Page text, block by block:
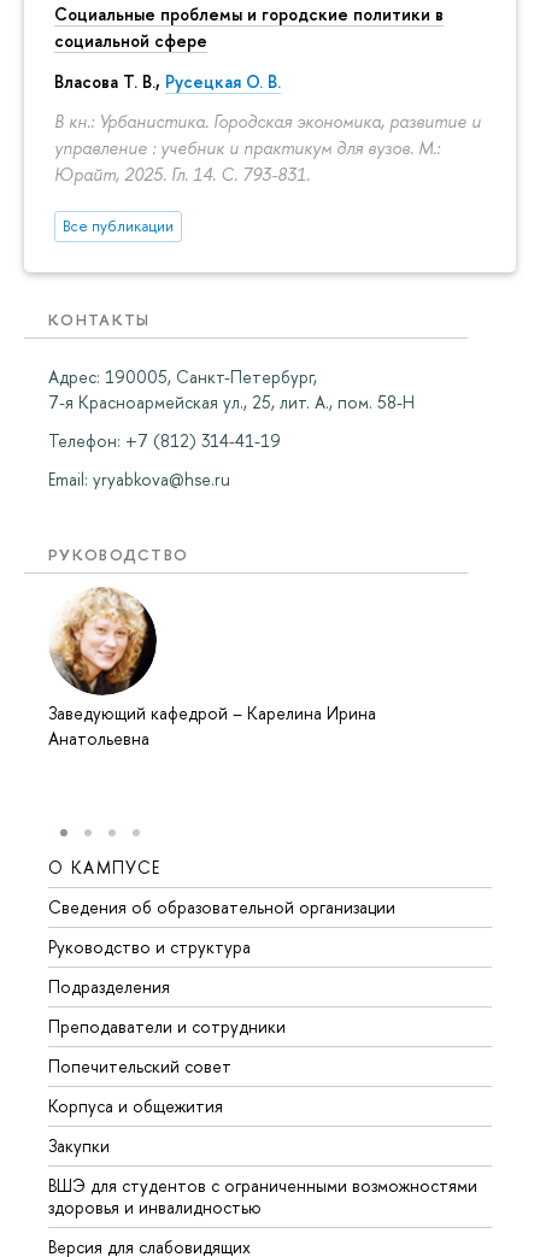
Социальные проблемы и городские политики в
социальной сфере
Власова Т. В., Русецкая О. В.
В кн.: Урбанистика. Городская экономика, развитие и
управление : учебник и практикум для вузов. М.:
Юрайт, 2025. Гл. 14. С. 793-831.
Все публикации
КОНТАКТЫ
Адрес: 190005, Санкт-Петербург,
7-я Красноармейская ул., 25, лит. А., пом. 58-Н
Телефон: +7 (812) 314-41-19
Email: yryabkova@hse.ru
РУКОВОДСТВО
Заведующий кафедрой – Карелина Ирина
Анатольевна
О КАМПУСЕ
Сведения об образовательной организации
Руководство и структура
Подразделения
Преподаватели и сотрудники
Попечительский совет
Корпуса и общежития
Закупки
ВШЭ для студентов с ограниченными возможностями
здоровья и инвалидностью
Версия для слабовидящих